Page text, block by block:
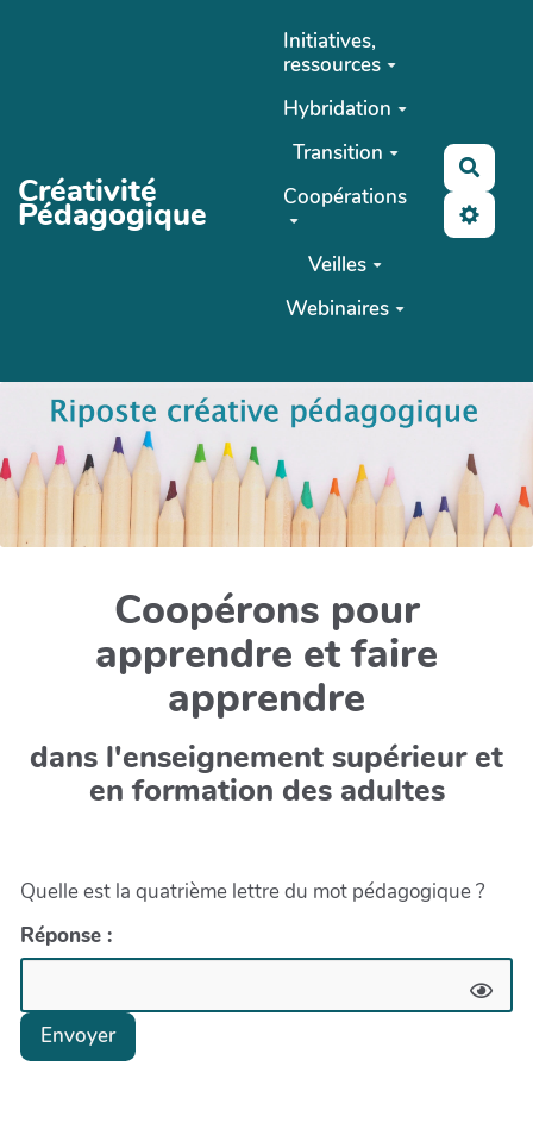
Créativité
Pédagogique
Initiatives,
ressources
Hybridation
Transition
Coopérations
Veilles
Webinaires
Coopérons pour
apprendre et faire
apprendre
dans l'enseignement supérieur et
en formation des adultes
Quelle est la quatrième lettre du mot pédagogique ?
Réponse :
Envoyer